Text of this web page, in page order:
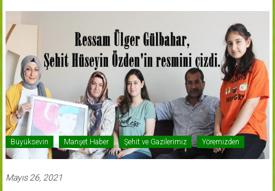
Haber
Portalı
Büyüksevin Manşet Haber Şehit ve Gazilerimiz Yöremizden
Mayıs 26, 2021